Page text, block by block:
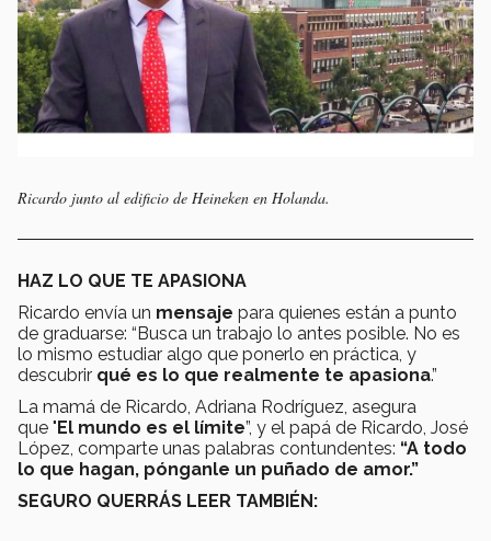
Ricardo junto al edificio de Heineken en Holanda.
HAZ LO QUE TE APASIONA
Ricardo envía un mensaje para quienes están a punto
de graduarse: “Busca un trabajo lo antes posible. No es
lo mismo estudiar algo que ponerlo en práctica, y
descubrir qué es lo que realmente te apasiona.”
La mamá de Ricardo, Adriana Rodríguez, asegura
que " El mundo es el límite”, y el papá de Ricardo, José
López, comparte unas palabras contundentes: “A todo
lo que hagan, pónganle un puñado de amor.”
SEGURO QUERRÁS LEER TAMBIÉN: